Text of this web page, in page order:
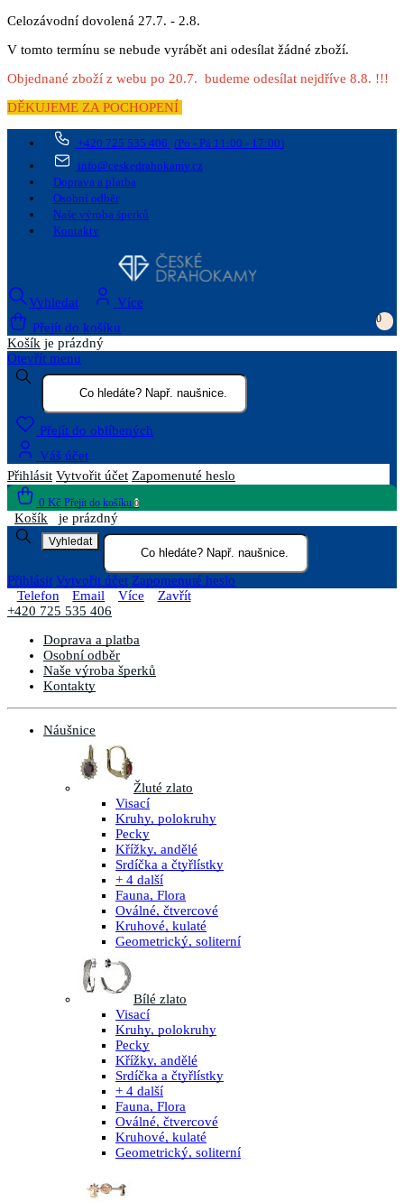
Celozávodní dovolená 27.7. - 2.8.
V tomto termínu se nebude vyrábět ani odesílat žádné zboží.
Objednané zboží z webu po 20.7. budeme odesílat nejdříve 8.8. !!!
DĚKUJEME ZA POCHOPENÍ
+420 725 535 406 (Po - Pá 11:00 - 17:00)
info@ceskedrahokamy.cz
Doprava a platba
Osobní odběr
Naše výroba šperků
Kontakty
Vyhledat
Více
Přejít do košíku
0
Košík je prázdný
Otevřít menu
Přejít do oblíbených
Váš účet
Přihlásit Vytvořit účet Zapomenuté heslo
0 Kč Přejít do košíku 0
Košík je prázdný
Vyhledat
Přihlásit Vytvořit účet Zapomenuté heslo
Telefon
Email Více
Zavřít
+420 725 535 406
Doprava a platba
Osobní odběr
Naše výroba šperků
Kontakty
Náušnice
Žluté zlato
Visací
Kruhy, polokruhy
Pecky
Křížky, andělé
Srdíčka a čtyřlístky
+ 4 další
Fauna, Flora
Oválné, čtvercové
Kruhové, kulaté
Geometrický, soliterní
Bílé zlato
Visací
Kruhy, polokruhy
Pecky
Křížky, andělé
Srdíčka a čtyřlístky
+ 4 další
Fauna, Flora
Oválné, čtvercové
Kruhové, kulaté
Geometrický, soliterní